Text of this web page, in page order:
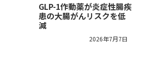
GLP-1作動薬が炎症性腸疾
患の大腸がんリスクを低
減
2026年7月7日